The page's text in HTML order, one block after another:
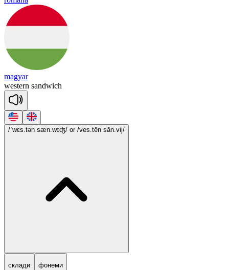
magyar
western sandwich
/ˈwɛs.tən sæn.wɪʤ/ or /ves.tēn sān.vij/
склади фонеми